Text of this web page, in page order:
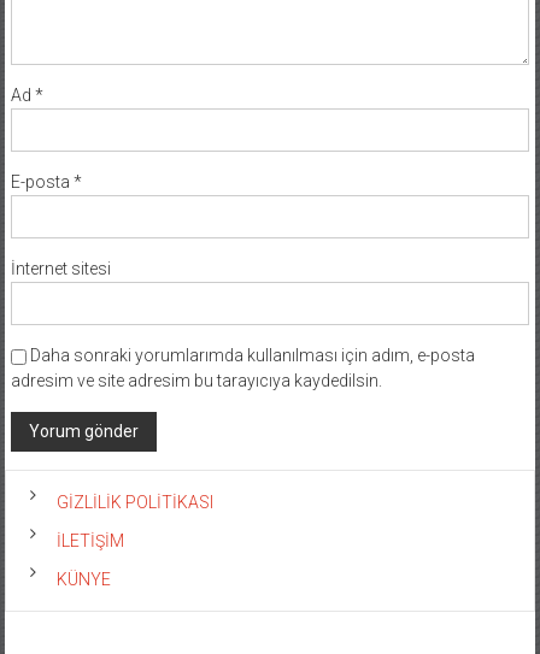
Ad *
E-posta *
İnternet sitesi
Daha sonraki yorumlarımda kullanılması için adım, e-posta
adresim ve site adresim bu tarayıcıya kaydedilsin.
GİZLİLİK POLİTİKASI
İLETİŞİM
KÜNYE